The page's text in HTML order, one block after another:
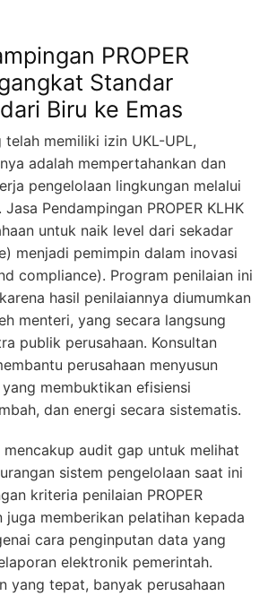
PROPER
Standar
Biru ke Emas
memiliki izin UKL-UPL,
adalah mempertahankan dan
pengelolaan lingkungan melalui
Jasa Pendampingan PROPER KLHK
untuk naik level dari sekadar
menjadi pemimpin dalam inovasi
compliance). Program penilaian ini
hasil penilaiannya diumumkan
menteri, yang secara langsung
publik perusahaan. Konsultan
perusahaan menyusun
membuktikan efisiensi
dan energi secara sistematis.
mencakup audit gap untuk melihat
sistem pengelolaan saat ini
kriteria penilaian PROPER
juga memberikan pelatihan kepada
cara penginputan data yang
elektronik pemerintah.
yang tepat, banyak perusahaan